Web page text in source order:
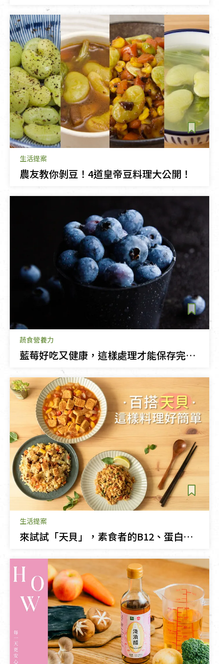
生活提案
農友教你剝豆！4道皇帝豆料理大公開！
蔬食營養力
藍莓好吃又健康，這樣處理才能保存完整風味與營養！
生活提案
來試試「天貝」，素食者的B12、蛋白質優選！